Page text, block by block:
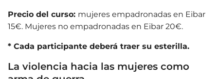
Precio del curso: mujeres empadronadas en Eibar
15€. Mujeres no empadronadas en Eibar 20€.
* Cada participante deberá traer su esterilla.
La violencia hacia las mujeres como